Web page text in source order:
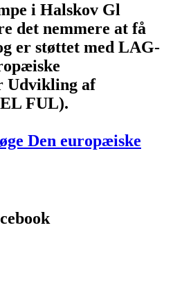
i Halskov Gl
det nemmere at få
er støttet med LAG-
Udvikling af
FUL).
Den europæiske